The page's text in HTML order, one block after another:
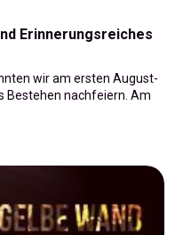
Erinnerungsreiches
wir am ersten August-
Bestehen nachfeiern. Am